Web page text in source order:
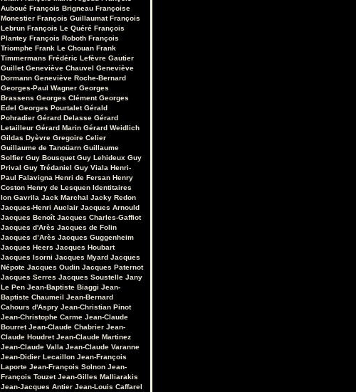
Auboué François Brigneau Françoise
Monestier François Guillaumat François
Lebrun François Le Quéré François
Plantey François Roboth François
Triomphe Frank Le Chouan Frank
Timmermans Frédéric Lefèvre Gautier
Guillet Geneviève Chauvel Geneviève
Dormann Geneviève Roche-Bernard
Georges-Paul Wagner Georges
Brassens Georges Clément Georges
Edel Georges Pourtalet Gérald
Pohradier Gérard Delasse Gérard
Letailleur Gérard Marin Gérard Weidlich
Gildas Dyèvre Gregoire Celier
Guillaume de Tanoüarn Guillaume
Solfier Guy Bousquet Guy Lehideux Guy
Prival Guy Trédaniel Guy Viala Henri-
Paul Falavigna Henri de Fersan Henry
Coston Henry de Lesquen Identitaires
Ion Gavrila Jack Marchal Jacky Redon
Jacques-Henri Auclair Jacques Arnould
Jacques Benoît Jacques Charles-Gaffiot
Jacques d'Arès Jacques de Folin
Jacques d’Arès Jacques Guggenheim
Jacques Heers Jacques Houbart
Jacques Isorni Jacques Myard Jacques
Népote Jacques Oudin Jacques Paternot
Jacques Serres Jacques Soustelle Jany
Le Pen Jean-Baptiste Biaggi Jean-
Baptiste Chaumeil Jean-Bernard
Cahours d'Aspry Jean-Christian Pinot
Jean-Christophe Carme Jean-Claude
Bourret Jean-Claude Chabrier Jean-
Claude Houdret Jean-Claude Martinez
Jean-Claude Valla Jean-Claude Varanne
Jean-Didier Lecaillon Jean-François
Laporte Jean-François Solnon Jean-
François Touzet Jean-Gilles Malliarakis
Jean-Jacques Antier Jean-Louis Caffarel